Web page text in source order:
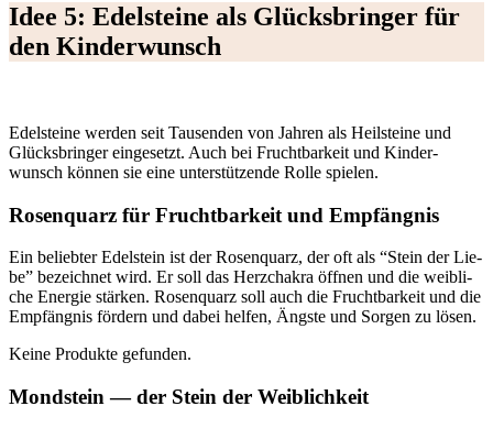
Idee 5: Edel­stei­ne als Glücks­brin­ger für
den Kin­der­wunsch
Edel­stei­ne wer­den seit Tau­sen­den von Jah­ren als Heil­stei­ne und
Glücks­brin­ger ein­ge­setzt. Auch bei Frucht­bar­keit und Kin­der­
wunsch kön­nen sie eine unter­stüt­zen­de Rol­le spie­len.
Rosen­quarz für Frucht­bar­keit und Emp­fäng­nis
Ein belieb­ter Edel­stein ist der Rosen­quarz, der oft als “Stein der Lie­
be” bezeich­net wird. Er soll das Herz­chakra öff­nen und die weib­li­
che Ener­gie stär­ken. Rosen­quarz soll auch die Frucht­bar­keit und die
Emp­fäng­nis för­dern und dabei hel­fen, Ängs­te und Sor­gen zu lösen.
Kei­ne Pro­duk­te gefun­den.
Mond­stein — der Stein der Weib­lich­keit